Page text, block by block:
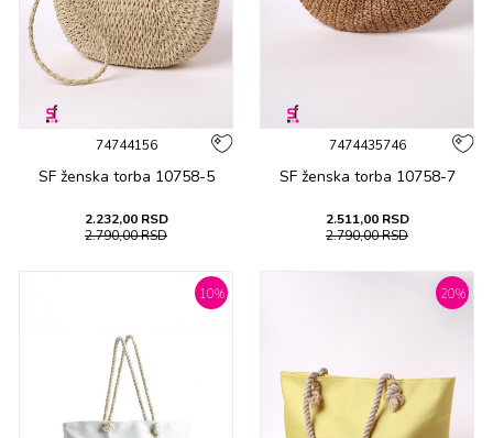
74744156
SF ženska tоrba 10758-5
2.232,00 RSD
2.790,00RSD
7474435746
SF ženska tоrba 10758-7
2.511,00 RSD
2.790,00RSD
10% 20%